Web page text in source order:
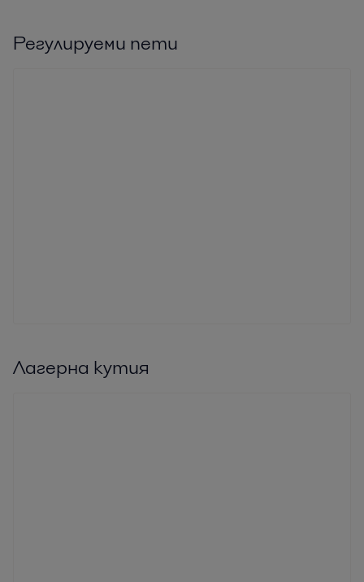
Регулируеми пети
Лагерна кутия